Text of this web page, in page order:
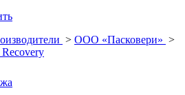
> ООО «Пасковери» >